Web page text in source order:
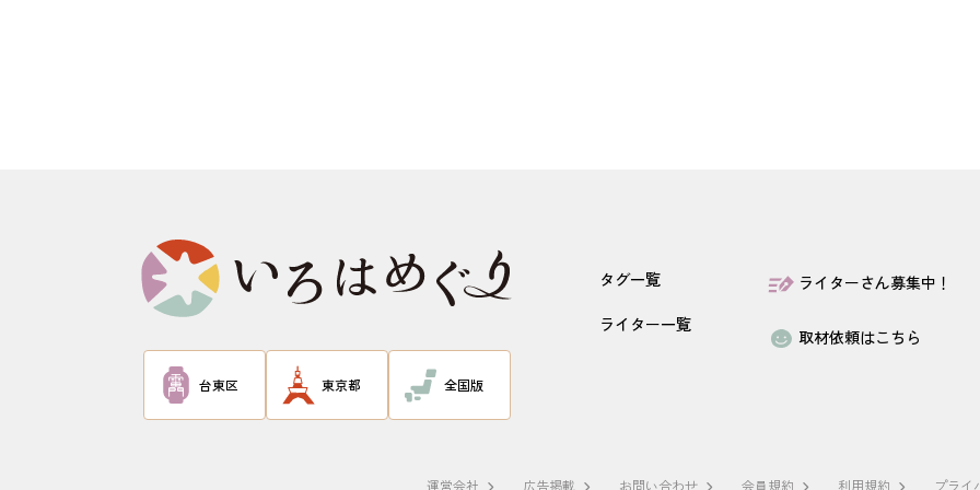
台東区 東京都 全国版
タグ一覧
ライター一覧
ライターさん募集中！
取材依頼はこちら
運営会社 広告掲載 お問い合わせ 会員規約 利用規約 プライ